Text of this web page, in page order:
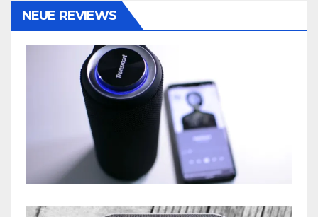
NEUE REVIEWS